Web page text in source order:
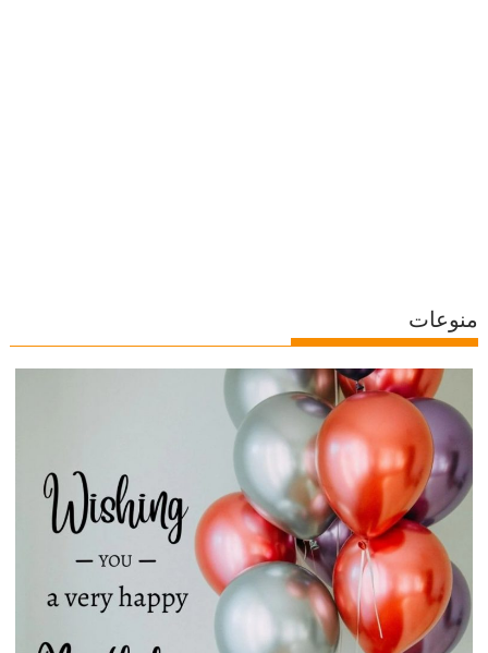
منوعات